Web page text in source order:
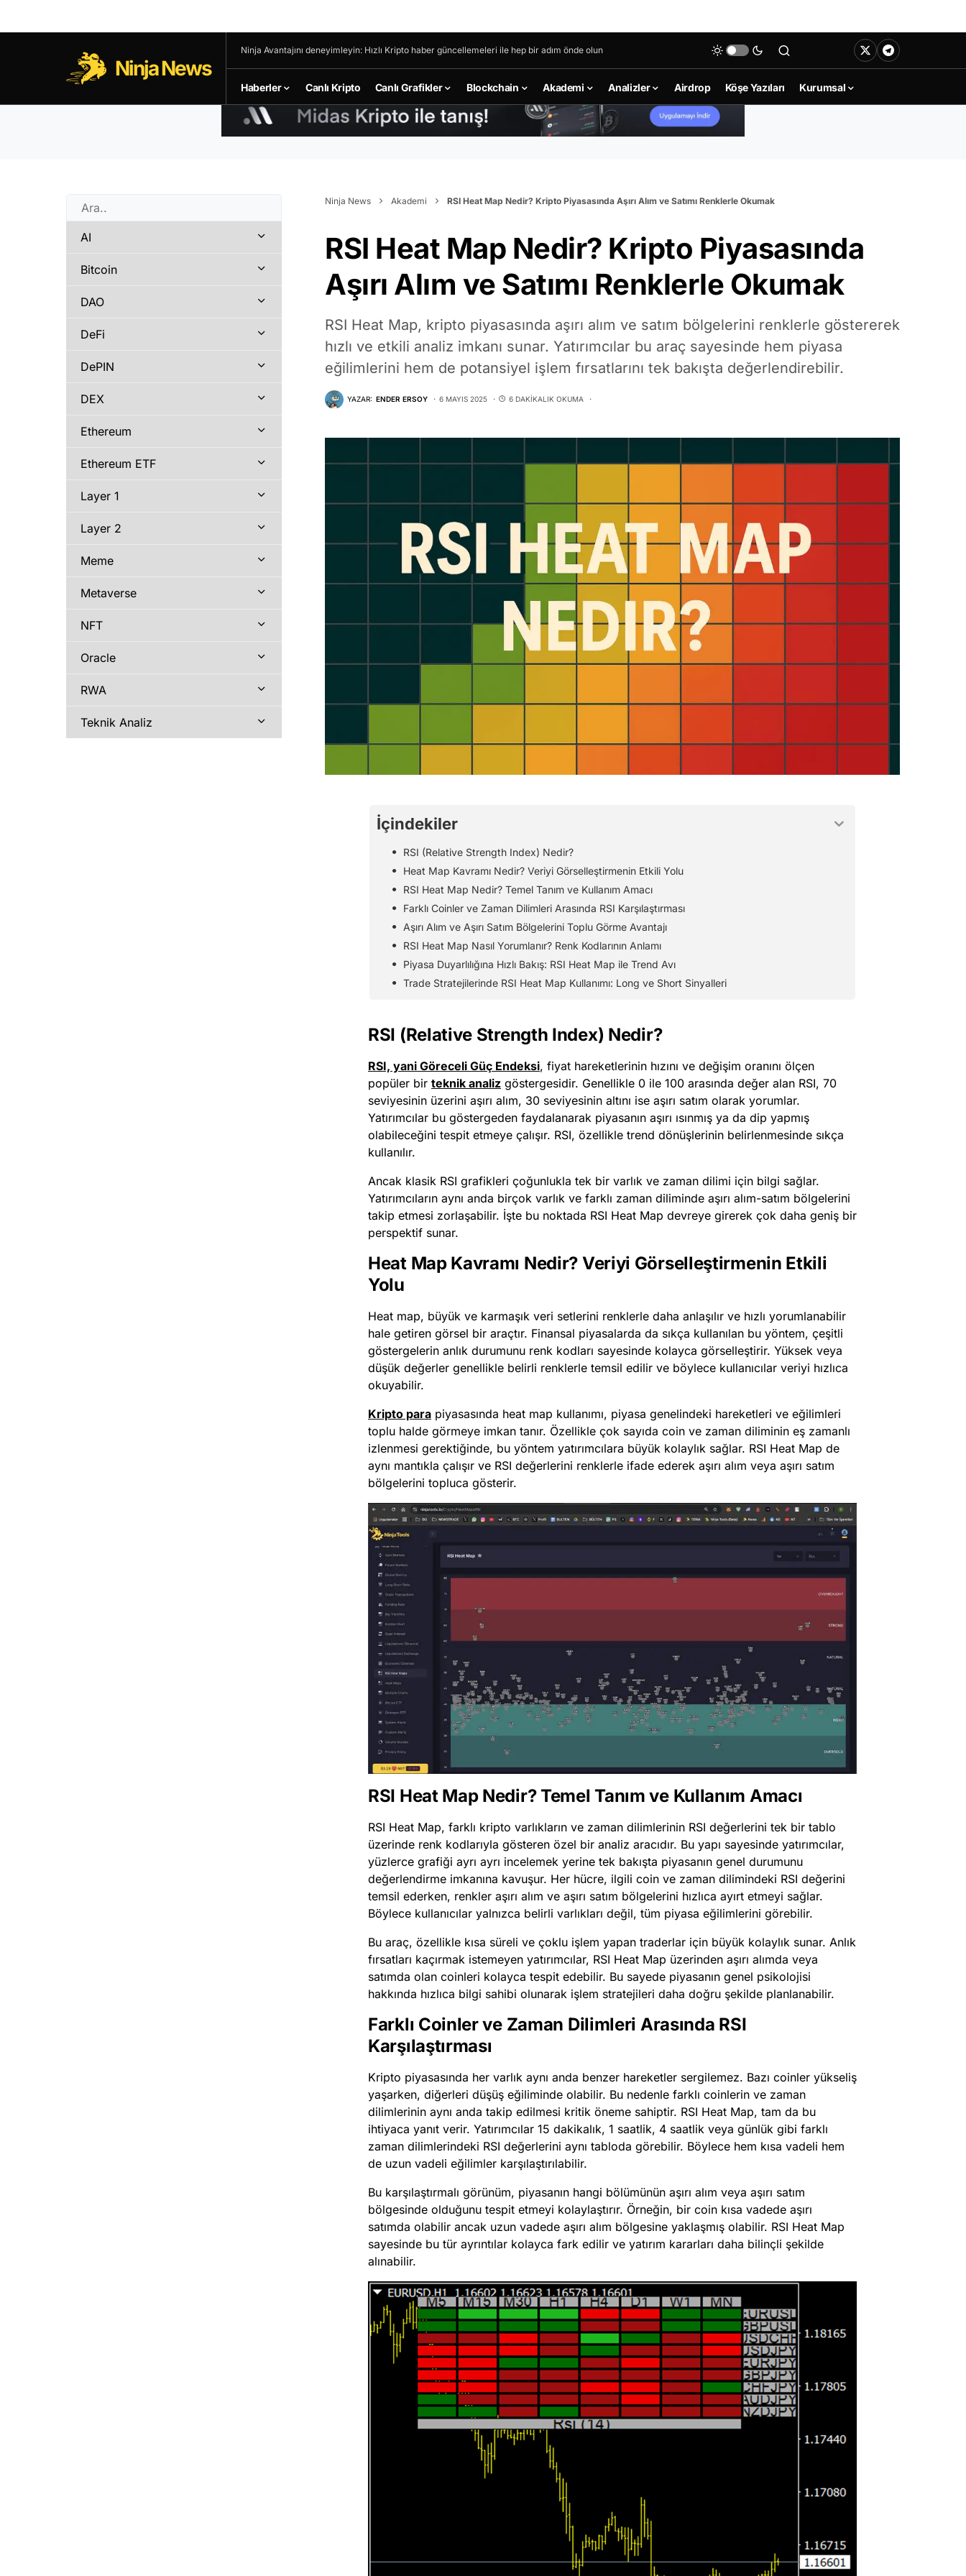
Ninja News
Ninja Avantajını deneyimleyin: Hızlı Kripto haber güncellemeleri ile hep bir adım önde olun
Haberler Canlı Kripto Canlı Grafikler Blockchain Akademi Analizler Airdrop Köşe Yazıları Kurumsal
Ninja News Akademi RSI Heat Map Nedir? Kripto Piyasasında Aşırı Alım ve Satımı Renklerle Okumak
RSI Heat Map Nedir? Kripto Piyasasında
Aşırı Alım ve Satımı Renklerle Okumak
RSI Heat Map, kripto piyasasında aşırı alım ve satım bölgelerini renklerle göstererek
hızlı ve etkili analiz imkanı sunar. Yatırımcılar bu araç sayesinde hem piyasa
eğilimlerini hem de potansiyel işlem fırsatlarını tek bakışta değerlendirebilir.
YAZAR: ENDER ERSOY 6 MAYIS 2025 6 DAKIKALIK OKUMA
İçindekiler
RSI (Relative Strength Index) Nedir?
Heat Map Kavramı Nedir? Veriyi Görselleştirmenin Etkili Yolu
RSI Heat Map Nedir? Temel Tanım ve Kullanım Amacı
Farklı Coinler ve Zaman Dilimleri Arasında RSI Karşılaştırması
Aşırı Alım ve Aşırı Satım Bölgelerini Toplu Görme Avantajı
RSI Heat Map Nasıl Yorumlanır? Renk Kodlarının Anlamı
Piyasa Duyarlılığına Hızlı Bakış: RSI Heat Map ile Trend Avı
Trade Stratejilerinde RSI Heat Map Kullanımı: Long ve Short Sinyalleri
RSI (Relative Strength Index) Nedir?
RSI, yani Göreceli Güç Endeksi, fiyat hareketlerinin hızını ve değişim oranını ölçen
popüler bir teknik analiz göstergesidir. Genellikle 0 ile 100 arasında değer alan RSI, 70
seviyesinin üzerini aşırı alım, 30 seviyesinin altını ise aşırı satım olarak yorumlar.
Yatırımcılar bu göstergeden faydalanarak piyasanın aşırı ısınmış ya da dip yapmış
olabileceğini tespit etmeye çalışır. RSI, özellikle trend dönüşlerinin belirlenmesinde sıkça
kullanılır.
Ancak klasik RSI grafikleri çoğunlukla tek bir varlık ve zaman dilimi için bilgi sağlar.
Yatırımcıların aynı anda birçok varlık ve farklı zaman diliminde aşırı alım-satım bölgelerini
takip etmesi zorlaşabilir. İşte bu noktada RSI Heat Map devreye girerek çok daha geniş bir
perspektif sunar.
Heat Map Kavramı Nedir? Veriyi Görselleştirmenin Etkili
Yolu
Heat map, büyük ve karmaşık veri setlerini renklerle daha anlaşılır ve hızlı yorumlanabilir
hale getiren görsel bir araçtır. Finansal piyasalarda da sıkça kullanılan bu yöntem, çeşitli
göstergelerin anlık durumunu renk kodları sayesinde kolayca görselleştirir. Yüksek veya
düşük değerler genellikle belirli renklerle temsil edilir ve böylece kullanıcılar veriyi hızlıca
okuyabilir.
Kripto para piyasasında heat map kullanımı, piyasa genelindeki hareketleri ve eğilimleri
toplu halde görmeye imkan tanır. Özellikle çok sayıda coin ve zaman diliminin eş zamanlı
izlenmesi gerektiğinde, bu yöntem yatırımcılara büyük kolaylık sağlar. RSI Heat Map de
aynı mantıkla çalışır ve RSI değerlerini renklerle ifade ederek aşırı alım veya aşırı satım
bölgelerini topluca gösterir.
RSI Heat Map Nedir? Temel Tanım ve Kullanım Amacı
RSI Heat Map, farklı kripto varlıkların ve zaman dilimlerinin RSI değerlerini tek bir tablo
üzerinde renk kodlarıyla gösteren özel bir analiz aracıdır. Bu yapı sayesinde yatırımcılar,
yüzlerce grafiği ayrı ayrı incelemek yerine tek bakışta piyasanın genel durumunu
değerlendirme imkanına kavuşur. Her hücre, ilgili coin ve zaman dilimindeki RSI değerini
temsil ederken, renkler aşırı alım ve aşırı satım bölgelerini hızlıca ayırt etmeyi sağlar.
Böylece kullanıcılar yalnızca belirli varlıkları değil, tüm piyasa eğilimlerini görebilir.
Bu araç, özellikle kısa süreli ve çoklu işlem yapan traderlar için büyük kolaylık sunar. Anlık
fırsatları kaçırmak istemeyen yatırımcılar, RSI Heat Map üzerinden aşırı alımda veya
satımda olan coinleri kolayca tespit edebilir. Bu sayede piyasanın genel psikolojisi
hakkında hızlıca bilgi sahibi olunarak işlem stratejileri daha doğru şekilde planlanabilir.
Farklı Coinler ve Zaman Dilimleri Arasında RSI
Karşılaştırması
Kripto piyasasında her varlık aynı anda benzer hareketler sergilemez. Bazı coinler yükseliş
yaşarken, diğerleri düşüş eğiliminde olabilir. Bu nedenle farklı coinlerin ve zaman
dilimlerinin aynı anda takip edilmesi kritik öneme sahiptir. RSI Heat Map, tam da bu
ihtiyaca yanıt verir. Yatırımcılar 15 dakikalık, 1 saatlik, 4 saatlik veya günlük gibi farklı
zaman dilimlerindeki RSI değerlerini aynı tabloda görebilir. Böylece hem kısa vadeli hem
de uzun vadeli eğilimler karşılaştırılabilir.
Bu karşılaştırmalı görünüm, piyasanın hangi bölümünün aşırı alım veya aşırı satım
bölgesinde olduğunu tespit etmeyi kolaylaştırır. Örneğin, bir coin kısa vadede aşırı
satımda olabilir ancak uzun vadede aşırı alım bölgesine yaklaşmış olabilir. RSI Heat Map
sayesinde bu tür ayrıntılar kolayca fark edilir ve yatırım kararları daha bilinçli şekilde
alınabilir.
AI
Bitcoin
DAO
DeFi
DePIN
DEX
Ethereum
Ethereum ETF
Layer 1
Layer 2
Meme
Metaverse
NFT
Oracle
RWA
Teknik Analiz